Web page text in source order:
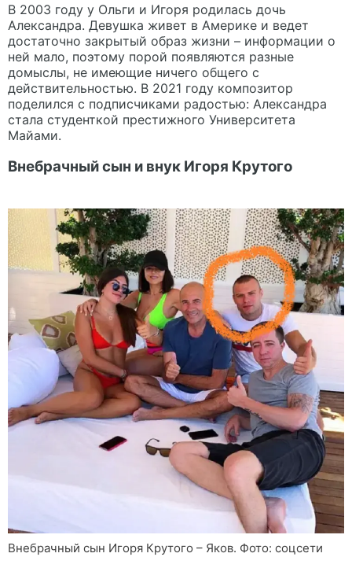
В 2003 году у Ольги и Игоря родилась дочь
Александра. Девушка живет в Америке и ведет
достаточно закрытый образ жизни – информации о
ней мало, поэтому порой появляются разные
домыслы, не имеющие ничего общего с
действительностью. В 2021 году композитор
поделился с подписчиками радостью: Александра
стала студенткой престижного Университета
Майами.
Внебрачный сын и внук Игоря Крутого
Внебрачный сын Игоря Крутого – Яков. Фото: соцсети